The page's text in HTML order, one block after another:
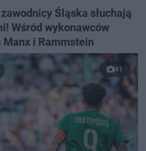
Śląska słuchają
Wśród wykonawców
Manx i Rammstein
41